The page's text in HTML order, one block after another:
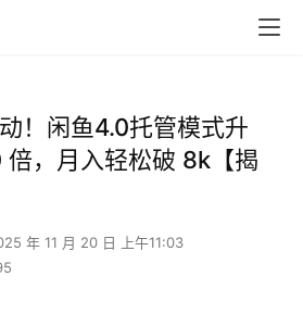
！闲鱼4.0托管模式升
倍，月入轻松破 8k【揭
年 11 月 20 日 上午11:03